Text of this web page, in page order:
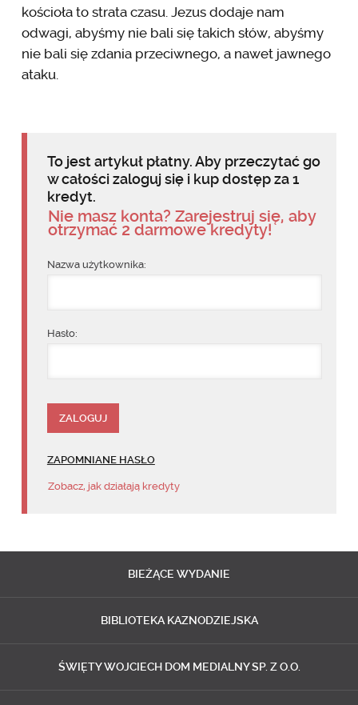
kościoła to strata czasu. Jezus dodaje nam
odwagi, abyśmy nie bali się takich słów, abyśmy
nie bali się zdania przeciwnego, a nawet jawnego
ataku.
To jest artykuł płatny. Aby przeczytać go
w całości zaloguj się i kup dostęp za 1
kredyt.
Nie masz konta? Zarejestruj się, aby
otrzymać 2 darmowe kredyty!
Nazwa użytkownika:
Hasło:
ZAPOMNIANE HASŁO
Zobacz, jak działają kredyty
BIEŻĄCE WYDANIE
BIBLIOTEKA KAZNODZIEJSKA
ŚWIĘTY WOJCIECH DOM MEDIALNY SP. Z O.O.